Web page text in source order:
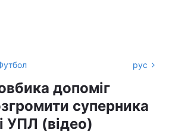
рус
допоміг
суперника
УПЛ (відео)